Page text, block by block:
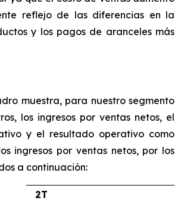
reflejo de las diferencias en la
y los pagos de aranceles más
muestra, para nuestro segmento
los ingresos por ventas netos, el
y el resultado operativo como
ingresos por ventas netos, por los
a continuación:
2T